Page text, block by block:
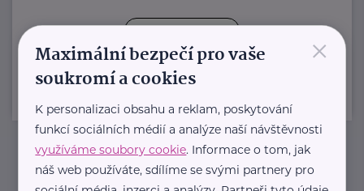
Newsletter
×
Maximální bezpečí pro vaše
soukromí a cookies
K personalizaci obsahu a reklam, poskytování
funkcí sociálních médií a analýze naší návštěvnosti
využíváme soubory cookie. Informace o tom, jak
náš web používáte, sdílíme se svými partnery pro